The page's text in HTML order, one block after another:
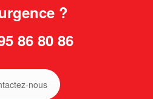
?
86 80 86
nous